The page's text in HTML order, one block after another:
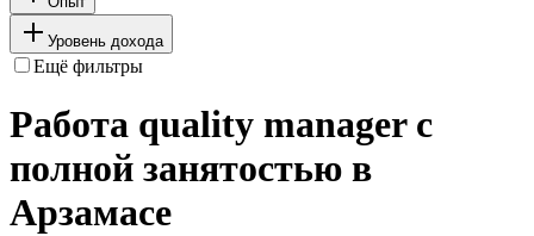
Уровень дохода
Ещё фильтры
Работа quality manager с
полной занятостью в
Арзамасе